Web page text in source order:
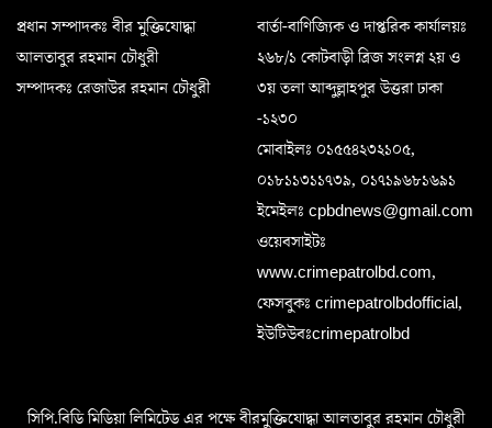
প্রধান সম্পাদকঃ বীর মুক্তিযোদ্ধা
আলতাবুর রহমান চৌধুরী
সম্পাদকঃ রেজাউর রহমান চৌধুরী
বার্তা-বাণিজ্যিক ও দাপ্তরিক কার্যালয়ঃ
২৬৮/১ কোটবাড়ী ব্রিজ সংলগ্ন ২য় ও
৩য় তলা আব্দুল্লাহপুর উত্তরা ঢাকা
-১২৩০
মোবাইলঃ ০১৫৫৪২৩২১০৫,
০১৮১১৩১১৭৩৯, ০১৭১৯৬৮১৬৯১
ইমেইলঃ cpbdnews@gmail.com
ওয়েবসাইটঃ
www.crimepatrolbd.com,
ফেসবুকঃ crimepatrolbdofficial,
ইউটিউবঃcrimepatrolbd
সিপি.বিডি মিডিয়া লিমিটেড এর পক্ষে বীরমুক্তিযোদ্ধা আলতাবুর রহমান চৌধুরী